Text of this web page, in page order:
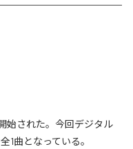
始された。今回デジタル
1曲となっている。